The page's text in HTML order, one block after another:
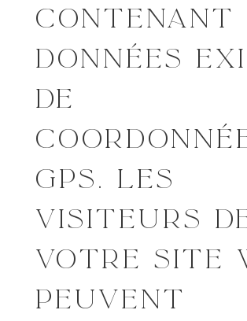
CONTENANT
DONNÉES
DE
GPS. LES
VISITEURS
VOTRE SITE
PEUVENT